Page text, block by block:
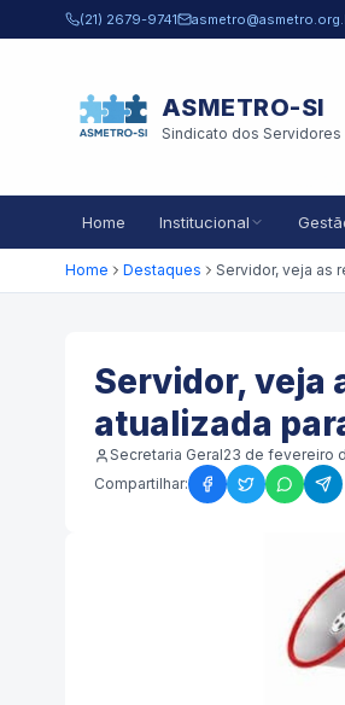
Pular para o conteúdo principal
(21) 2679-9741
ASMETRO-SI
Sindicato dos Servidores
Home Institucional
Home Destaques
Servidor, veja
atualizada
Secretaria Geral23 de fevereiro
Compartilhar: